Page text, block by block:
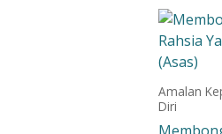
Amalan
Diri